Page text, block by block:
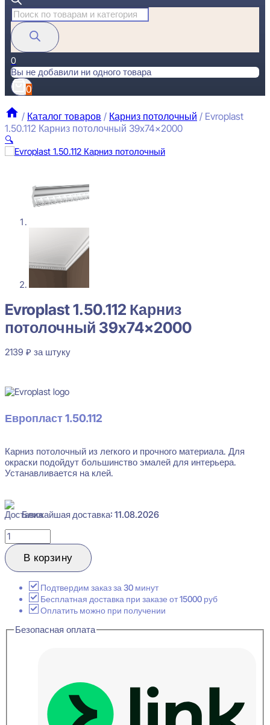
Поиск
товаров
0
Вы не добавили ни одного товара
0
/ Каталог товаров / Карниз потолочный / Evroplast
1.50.112 Карниз потолочный 39x74x2000
🔍
Evroplast 1.50.112 Карниз потолочный 39x74x2000
за штуку
Перейти в избранное
Evroplast 1.50.112 Карниз
потолочный 39x74x2000
2139 ₽ за штуку
Европласт 1.50.112
Карниз потолочный из легкого и прочного материала. Для
окраски подойдут большинство эмалей для интерьера.
Устанавливается на клей.
Ближайшая доставка: 11.08.2026
Количество
товара
Evroplast
1.50.112
потолочный
39x74x2000
В корзину
Подтвердим заказ за 30 минут
Бесплатная доставка при заказе от 15000 руб
Оплатить можно при получении
Безопасная оплата